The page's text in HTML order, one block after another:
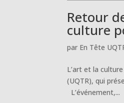
Retour
culture
par En Tête
L’art et la
(UQTR), qui
L’événement,...